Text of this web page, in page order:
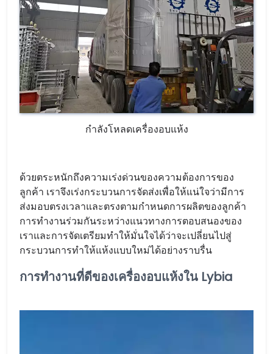
กำลังโหลดเครื่องอบแห้ง
ด้วยตระหนักถึงความเร่งด่วนของความต้องการของ
ลูกค้า เราจึงเร่งกระบวนการจัดส่งเพื่อให้แน่ใจว่ามีการ
ส่งมอบตรงเวลาและตรงตามกำหนดการผลิตของลูกค้า
การทำงานร่วมกันระหว่างแนวทางการตอบสนองของ
เราและการจัดเตรียมทำให้มั่นใจได้ว่าจะเปลี่ยนไปสู่
กระบวนการทำให้แห้งแบบใหม่ได้อย่างราบรื่น
การทำงานที่ดีของเครื่องอบแห้งใน Lybia